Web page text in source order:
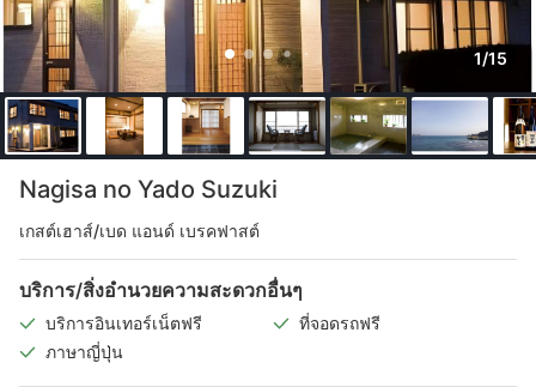
1/15
Nagisa no Yado Suzuki
เกสต์เฮาส์/เบด แอนด์ เบรคฟาสต์
บริการ/สิ่งอำนวยความสะดวกอื่นๆ
บริการอินเทอร์เน็ตฟรี
ที่จอดรถฟรี
ภาษาญี่ปุ่น